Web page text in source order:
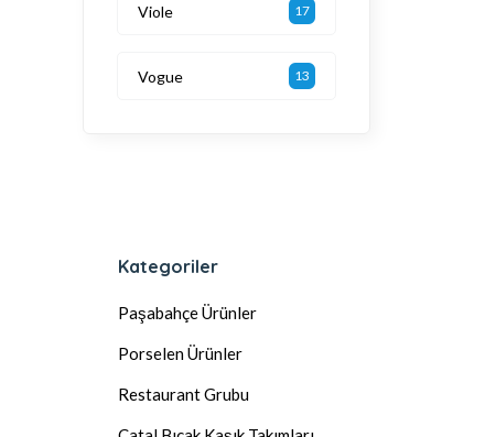
Viole 17
Vogue 13
Kategoriler
Paşabahçe Ürünler
Porselen Ürünler
Restaurant Grubu